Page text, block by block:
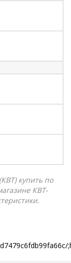
купить по
КВТ-